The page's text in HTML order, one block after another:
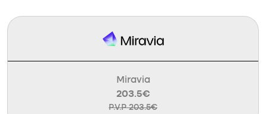
Miravia
203.5€
P.V.P 203.5€